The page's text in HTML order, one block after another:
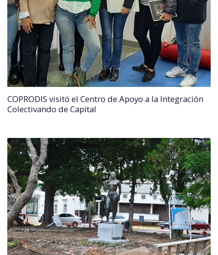
COPRODIS visitó el Centro de Apoyo a la Integración
Colectivando de Capital